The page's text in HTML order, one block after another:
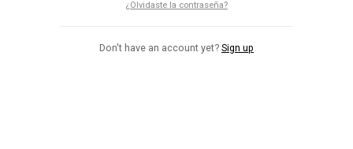
¿Olvidaste la contraseña?
Don't have an account yet? Sign up